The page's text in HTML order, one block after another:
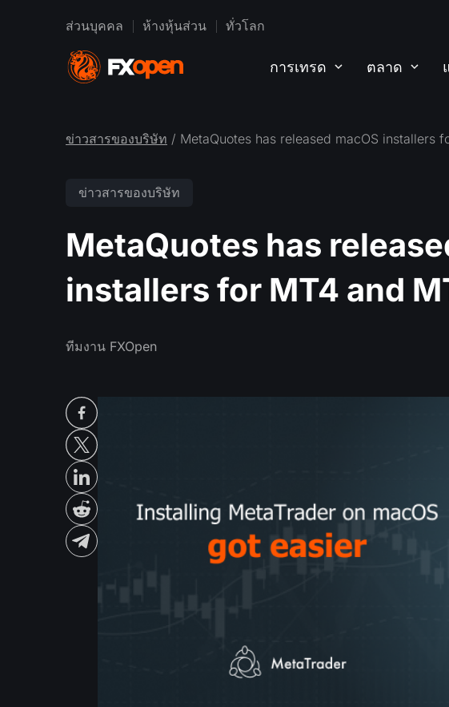
ส่วนบุคคล ห้างหุ้นส่วน ทั่วโลก
การเทรด ตลาด
ข่าวสารของบริษัท / MetaQuotes has released macOS installers
ข่าวสารของบริษัท
MetaQuotes has
installers for MT4 and
ทีมงาน FXOpen